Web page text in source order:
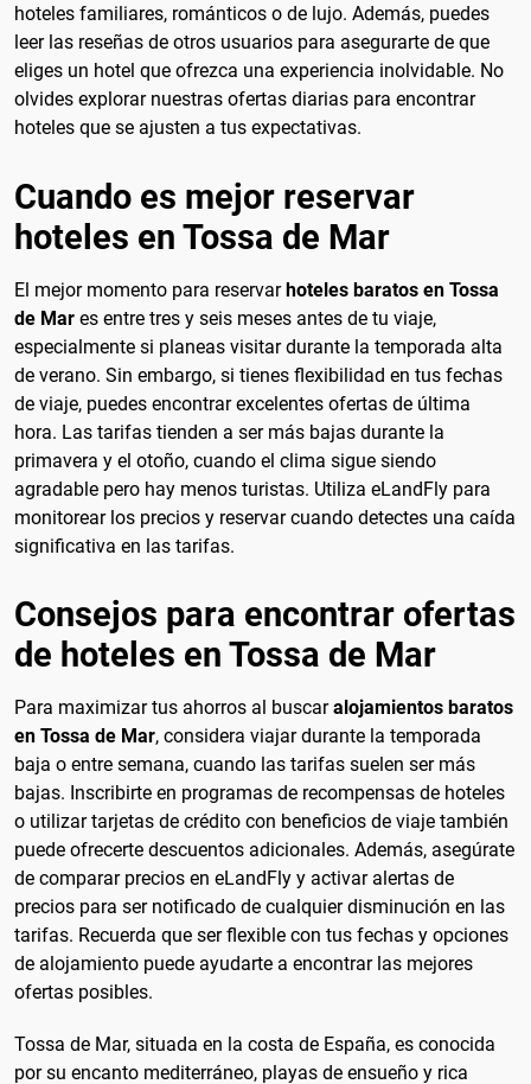
hoteles familiares, románticos o de lujo. Además, puedes
leer las reseñas de otros usuarios para asegurarte de que
eliges un hotel que ofrezca una experiencia inolvidable. No
olvides explorar nuestras ofertas diarias para encontrar
hoteles que se ajusten a tus expectativas.
Cuando es mejor reservar
hoteles en Tossa de Mar
El mejor momento para reservarhoteles baratos en Tossa
de Mar es entre tres y seis meses antes de tu viaje,
especialmente si planeas visitar durante la temporada alta
de verano. Sin embargo, si tienes flexibilidad en tus fechas
de viaje, puedes encontrar excelentes ofertas de última
hora. Las tarifas tienden a ser más bajas durante la
primavera y el otoño, cuando el clima sigue siendo
agradable pero hay menos turistas. Utiliza eLandFly para
monitorear los precios y reservar cuando detectes una caída
significativa en las tarifas.
Consejos para encontrar ofertas
de hoteles en Tossa de Mar
Para maximizar tus ahorros al buscaralojamientos baratos
en Tossa de Mar, considera viajar durante la temporada
baja o entre semana, cuando las tarifas suelen ser más
bajas. Inscribirte en programas de recompensas de hoteles
o utilizar tarjetas de crédito con beneficios de viaje también
puede ofrecerte descuentos adicionales. Además, asegúrate
de comparar precios en eLandFly y activar alertas de
precios para ser notificado de cualquier disminución en las
tarifas. Recuerda que ser flexible con tus fechas y opciones
de alojamiento puede ayudarte a encontrar las mejores
ofertas posibles.
Tossa de Mar, situada en la costa de España, es conocida
por su encanto mediterráneo, playas de ensueño y rica